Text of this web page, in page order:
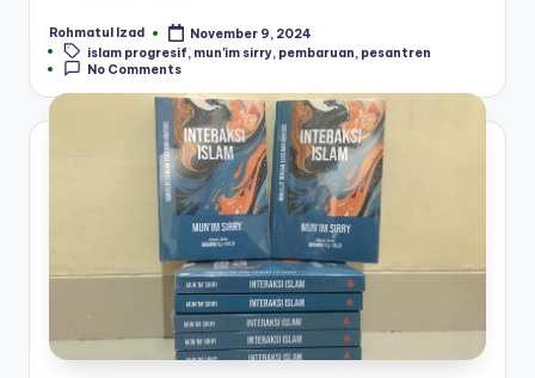
Posted
by
Rohmatul Izad
November 9, 2024
Tags:islam progresif mun'im sirry pembaruan pesantren
No Comments